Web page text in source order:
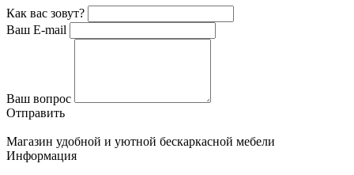
Как вас зовут?
Ваш E-mail
Ваш вопрос
Отправить
Магазин удобной и уютной бескаркасной мебели
Информация